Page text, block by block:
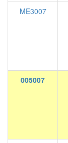
ME3007
005007